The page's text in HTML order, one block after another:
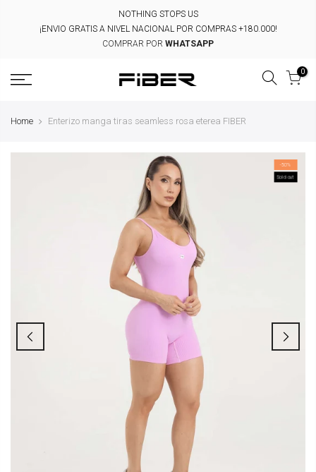
NOTHING STOPS US
¡ENVIO GRATIS A NIVEL NACIONAL POR COMPRAS +180.000!
COMPRAR POR WHATSAPP
0
Home Enterizo manga tiras seamless rosa eterea FIBER
-50%
Sold out